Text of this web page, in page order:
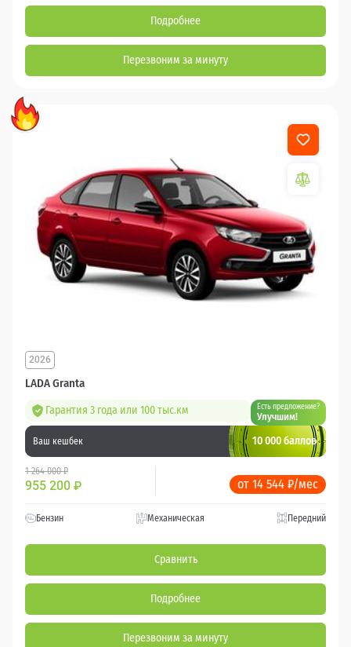
Подробнее
Перезвоним за минуту
LADA Granta
2026
Гарантия 3 года или 100 тыс.км Есть предложение?
Улучшим!
Ваш кешбек 10 000 баллов
1 264 000 ₽
955 200 ₽ от 14 544 ₽/мес
Бензин Механическая Передний
Сравнить
Подробнее
Перезвоним за минуту